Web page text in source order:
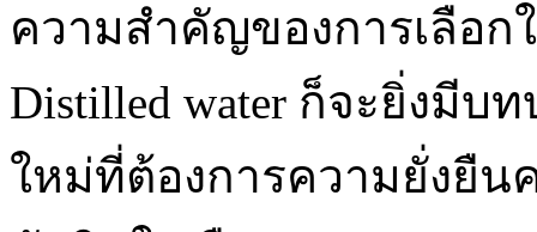
ความสำคัญของการเลือก
Distilled water ก็จะยิ่งมี
ใหม่ที่ต้องการความยั่งยื